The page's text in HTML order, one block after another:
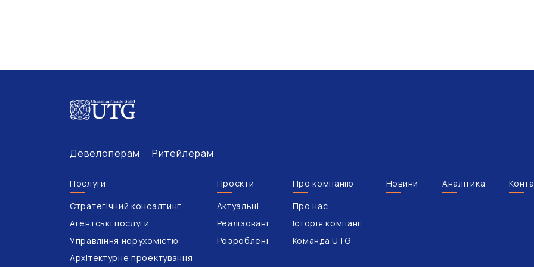
Девелоперам Ритейлерам
Послуги
Стратегічний консалтинг
Агентські послуги
Управління нерухомістю
Архітектурне проектування
Проєкти
Актуальні
Реалізовані
Розроблені
Про компанію
Про нас
Історія компанії
Команда UTG
Новини Аналітика